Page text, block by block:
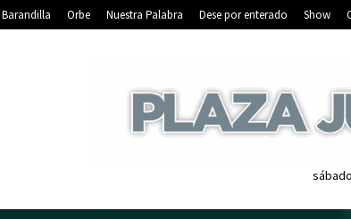
Barandilla Orbe Nuestra Palabra Dese por enterado Show